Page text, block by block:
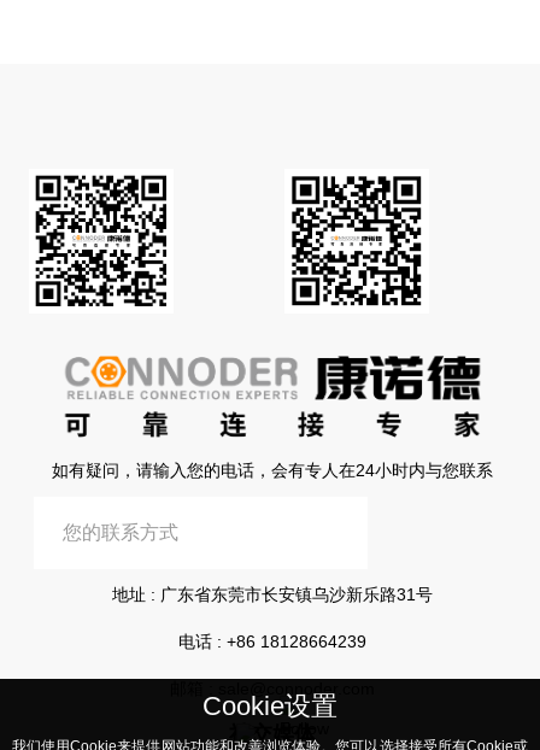
Cookie设置
我们使用Cookie来提供网站功能和改善浏览体验。您可以选择接受所有Cookie或
如有疑问，请输入您的电话，会有专人在24小时内与您联系
地址 : 广东省东莞市长安镇乌沙新乐路31号
电话 : +86 18128664239
sale@connoder.com
社交媒体